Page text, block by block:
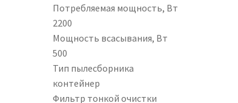
Потребляемая мощность, Вт
2200
Мощность всасывания, Вт
500
Тип пылесборника
контейнер
Фильтр тонкой очистки